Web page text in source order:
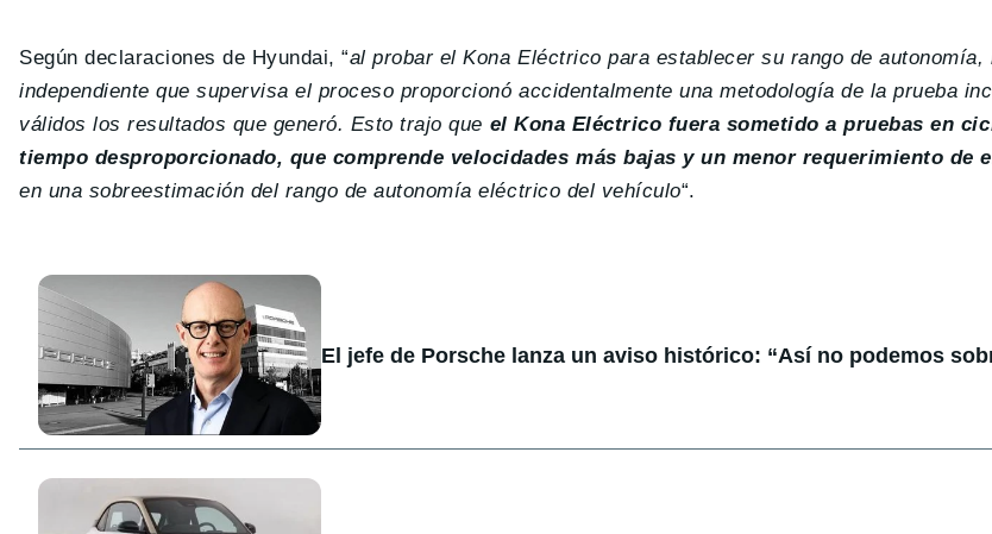
Según declaraciones de Hyundai, “al probar el Kona Eléctrico para establecer su rango de autonomía,
independiente que supervisa el proceso proporcionó accidentalmente una metodología de la prueba
válidos los resultados que generó. Esto trajo que el Kona Eléctrico fuera sometido a pruebas en
tiempo desproporcionado, que comprende velocidades más bajas y un menor requerimiento de
en una sobreestimación del rango de autonomía eléctrico del vehículo“.
El jefe de Porsche lanza un aviso histórico: “Así no podemos